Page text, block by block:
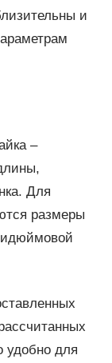
и
–
Для
размеры
удобно для